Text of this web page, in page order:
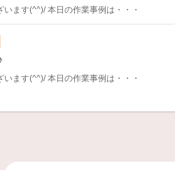
います(^^)/本日の作業事例は・・・
います(^^)/本日の作業事例は・・・